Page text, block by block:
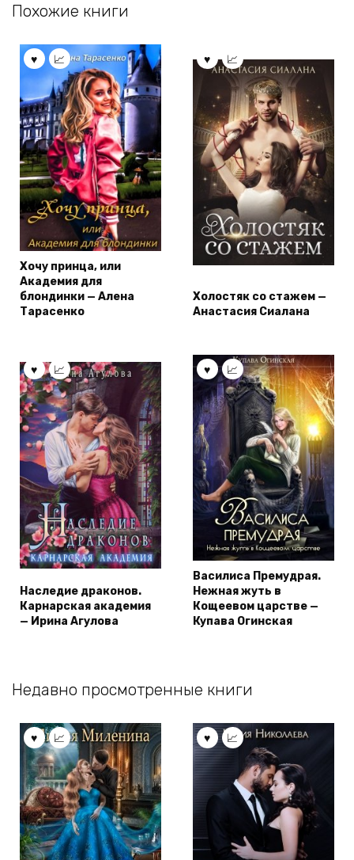
Похожие книги
Хочу принца, или
Академия для
блондинки — Алена
Тарасенко
Холостяк со стажем —
Анастасия Сиалана
Наследие драконов.
Карнарская академия
— Ирина Агулова
Василиса Премудрая.
Нежная жуть в
Кощеевом царстве —
Купава Огинская
Недавно просмотренные книги